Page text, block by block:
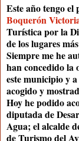
Este año tengo el
Boquerón
Turística por la
de los lugares
Siempre me he
han concedido la
este municipio y
acogido y
Hoy he podido
diputada de
Agua; el alcalde
de Turismo del